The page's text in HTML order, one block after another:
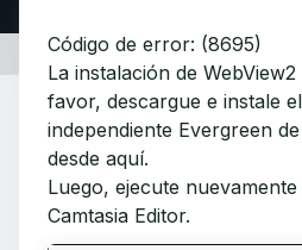
Código de error: (8695)
La instalación de
favor, descargue e instale
independiente Evergreen
desde aquí.
Luego, ejecute
Camtasia Editor.